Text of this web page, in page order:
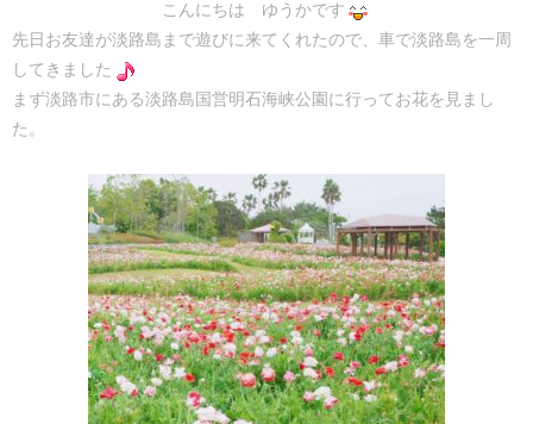
こんにちは ゆうかです
先日お友達が淡路島まで遊びに来てくれたので、車で淡路島を一周
してきました
まず淡路市にある淡路島国営明石海峡公園に行ってお花を見まし
た。